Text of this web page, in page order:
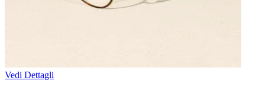
Vedi Dettagli